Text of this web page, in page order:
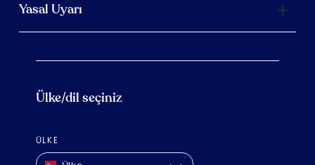
Yasal Uyarı
Ülke/dil seçiniz
ÜLKE